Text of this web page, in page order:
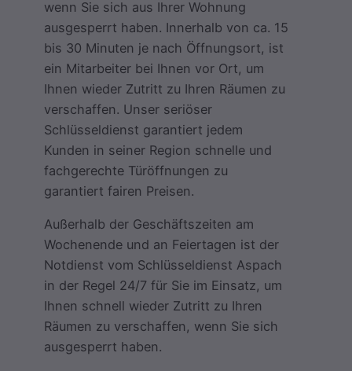
wenn Sie sich aus Ihrer Wohnung
ausgesperrt haben. Innerhalb von ca. 15
bis 30 Minuten je nach Öffnungsort, ist
ein Mitarbeiter bei Ihnen vor Ort, um
Ihnen wieder Zutritt zu Ihren Räumen zu
verschaffen. Unser seriöser
Schlüsseldienst garantiert jedem
Kunden in seiner Region schnelle und
fachgerechte Türöffnungen zu
garantiert fairen Preisen.
Außerhalb der Geschäftszeiten am
Wochenende und an Feiertagen ist der
Notdienst vom Schlüsseldienst Aspach
in der Regel 24/7 für Sie im Einsatz, um
Ihnen schnell wieder Zutritt zu Ihren
Räumen zu verschaffen, wenn Sie sich
ausgesperrt haben.